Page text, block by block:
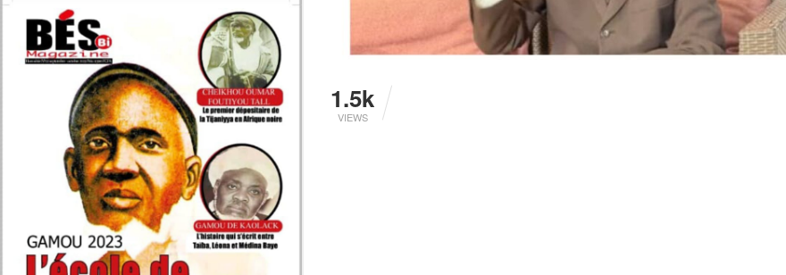
1.5k
VIEWS